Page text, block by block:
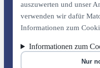
auszuwerten und unser
verwenden wir dafür
Informationen zum
Informationen zum
Nur